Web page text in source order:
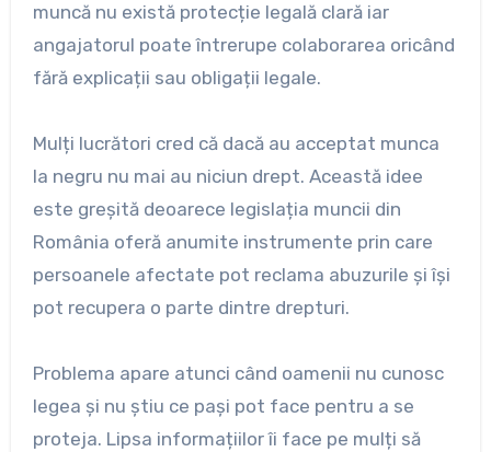
muncă nu există protecție legală clară iar
angajatorul poate întrerupe colaborarea oricând
fără explicații sau obligații legale.
Mulți lucrători cred că dacă au acceptat munca
la negru nu mai au niciun drept. Această idee
este greșită deoarece legislația muncii din
România oferă anumite instrumente prin care
persoanele afectate pot reclama abuzurile și își
pot recupera o parte dintre drepturi.
Problema apare atunci când oamenii nu cunosc
legea și nu știu ce pași pot face pentru a se
proteja. Lipsa informațiilor îi face pe mulți să